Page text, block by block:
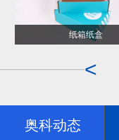
纸箱纸盒
<
ITO膜
奥科动态